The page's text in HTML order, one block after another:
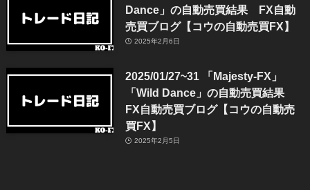
Dance」の自動売買結果 FX自動
売買ブログ【コウの自動売買FX】
2025年2月6日
2025/01/27~31 「Majesty-FX」
「Wild Dance」の自動売買結果
FX自動売買ブログ【コウの自動売
買FX】
2025年2月5日